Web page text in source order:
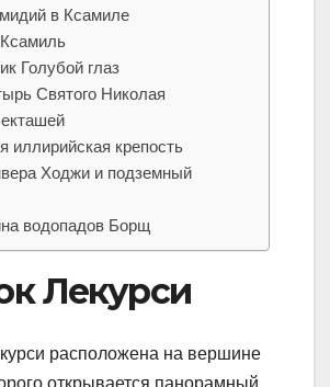
в Ксамиле
Голубой глаз
Святого Николая
иллирийская крепость
Ходжи и подземный
водопадов Борщ
Лекурси
расположена на вершине
открывается панорамный